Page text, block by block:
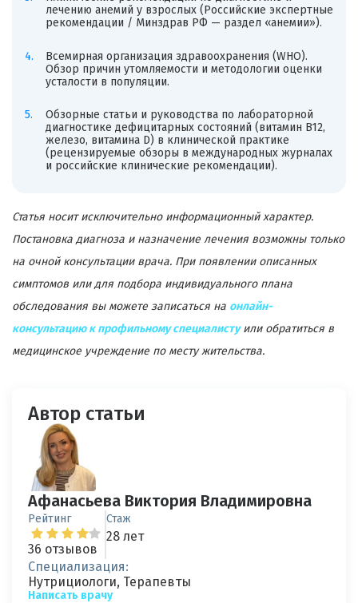
лечению анемий у взрослых (Российские экспертные
рекомендации / Минздрав РФ — раздел «анемии»).
Всемирная организация здравоохранения (WHO).
Обзор причин утомляемости и методологии оценки
усталости в популяции.
Обзорные статьи и руководства по лабораторной
диагностике дефицитарных состояний (витамин B12,
железо, витамина D) в клинической практике
(рецензируемые обзоры в международных журналах
и российские клинические рекомендации).
Статья носит исключительно информационный характер.
Постановка диагноза и назначение лечения возможны только
на очной консультации врача. При появлении описанных
симптомов или для подбора индивидуального плана
обследования вы можете записаться на онлайн-
консультацию к профильному специалистуили обратиться в
медицинское учреждение по месту жительства.
Автор статьи
Афанасьева Виктория Владимировна
Рейтинг
36 отзывов
Стаж
28 лет
Специализация:
Нутрициологи, Терапевты
Написать врачу